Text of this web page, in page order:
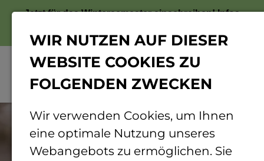
Jetzt für das Wintersemester einschreiben!Infos
© Oliver Reetz | DAAD
WIR NUTZEN AUF DIESER
WEBSITE COOKIES ZU
FOLGENDEN ZWECKEN
Wir verwenden Cookies, um Ihnen
eine optimale Nutzung unseres
Webangebots zu ermöglichen. Sie